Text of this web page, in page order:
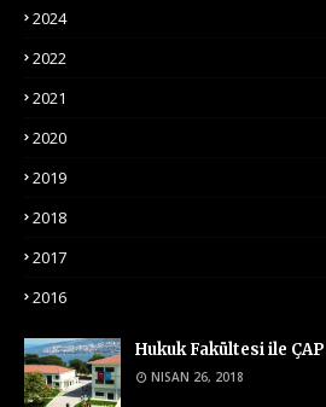
2024
2022
2021
2020
2019
2018
2017
2016
Hukuk Fakültesi ile
NISAN 26, 2018